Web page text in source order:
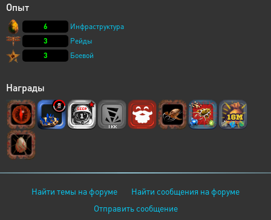
Опыт
6
Инфраструктура
3
Рейды
3
Боевой
Награды
Найти темы на форуме
Найти сообщения на форуме
Отправить сообщение